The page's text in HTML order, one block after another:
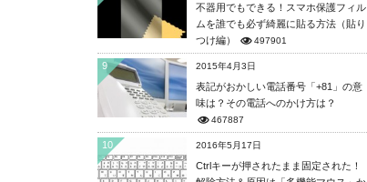
不器用でもできる！スマホ保護フィル
ムを誰でも必ず綺麗に貼る方法（貼り
つけ編）
497901
9 2015年4月3日
表記がおかしい電話番号「+81」の意
味は？その電話へのかけ方は？
467887
10 2016年5月17日
Ctrlキーが押されたまま固定された！